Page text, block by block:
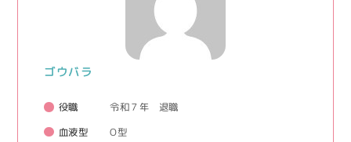
ゴウバラ
役職 令和７年 退職
血液型 O型